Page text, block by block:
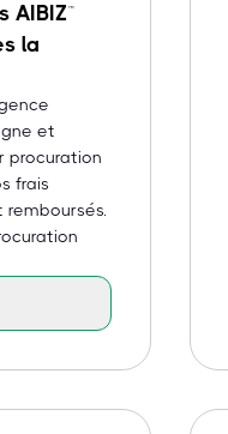
AIBIZ™
la
et
procuration
frais